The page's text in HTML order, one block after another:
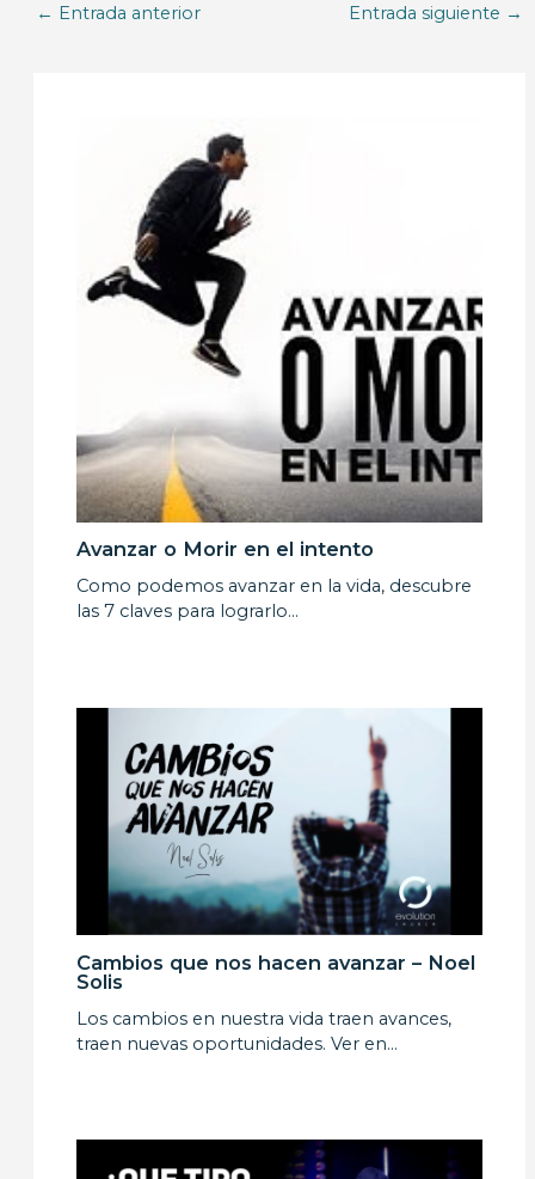
← Entrada anterior Entrada siguiente →
Avanzar o Morir en el intento
Como podemos avanzar en la vida, descubre
las 7 claves para lograrlo…
Cambios que nos hacen avanzar – Noel
Solis
Los cambios en nuestra vida traen avances,
traen nuevas oportunidades. Ver en…